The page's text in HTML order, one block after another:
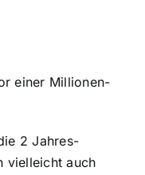
einer Millionen-
2 Jahres-
vielleicht auch